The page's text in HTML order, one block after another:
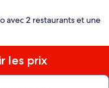
avec 2 restaurants et une
les prix